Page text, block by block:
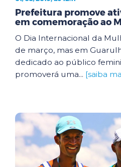
Prefeitura promove
em comemoração ao
O Dia Internacional da
de março, mas em
dedicado ao público
promoverá uma... [saiba